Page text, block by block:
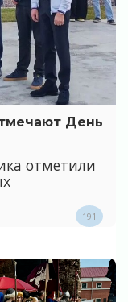
День
отметили
191